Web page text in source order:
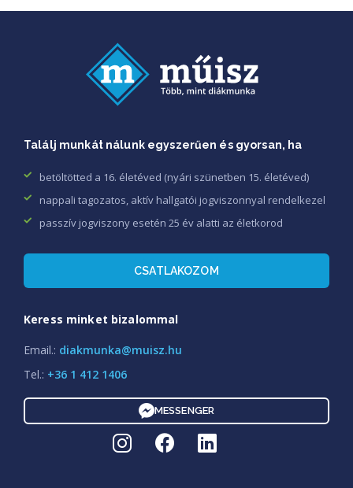
Találj munkát nálunk egyszerűen és gyorsan, ha
betöltötted a 16. életéved (nyári szünetben 15. életéved)
nappali tagozatos, aktív hallgatói jogviszonnyal rendelkezel
passzív jogviszony esetén 25 év alatti az életkorod
CSATLAKOZOM
Keress minket bizalommal
Email.: diakmunka@muisz.hu
Tel.: +36 1 412 1406
MESSENGER